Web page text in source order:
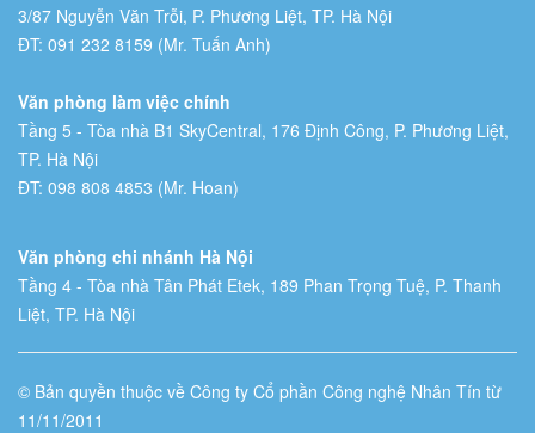
3/87 Nguyễn Văn Trỗi, P. Phương Liệt, TP. Hà Nội
ĐT: 091 232 8159 (Mr. Tuấn Anh)
Văn phòng làm việc chính
Tầng 5 - Tòa nhà B1 SkyCentral, 176 Định Công, P. Phương Liệt,
TP. Hà Nội
ĐT: 098 808 4853 (Mr. Hoan)
Văn phòng chi nhánh Hà Nội
Tầng 4 - Tòa nhà Tân Phát Etek, 189 Phan Trọng Tuệ, P. Thanh
Liệt, TP. Hà Nội
© Bản quyền thuộc về Công ty Cổ phần Công nghệ Nhân Tín từ
11/11/2011